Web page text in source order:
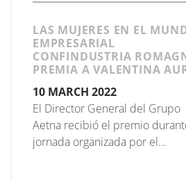
LAS MUJERES EN EL
EMPRESARIAL
CONFINDUSTRIA
PREMIA A VALENTINA
10 MARCH 2022
El Director General del Grupo
Aetna recibió el premio
jornada organizada por el